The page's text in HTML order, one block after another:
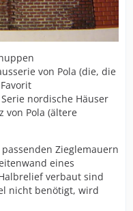
von Pola (die, die
nordische Häuser
von Pola (ältere
Zieglemauern
eines
verbaut sind
nicht benötigt, wird